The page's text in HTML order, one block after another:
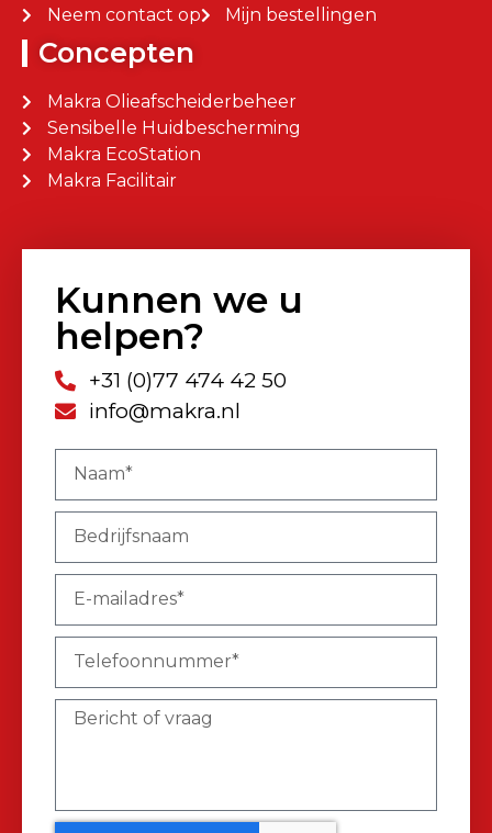
Neem contact op
Mijn bestellingen
Concepten
Makra Olieafscheiderbeheer
Sensibelle Huidbescherming
Makra EcoStation
Makra Facilitair
Kunnen we u
helpen?
+31 (0)77 474 42 50
info@makra.nl